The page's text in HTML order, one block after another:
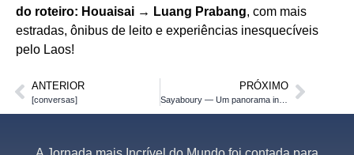
do roteiro: Houaisai → Luang Prabang, com mais
estradas, ônibus de leito e experiências inesquecíveis
pelo Laos!
ANTERIOR
[conversas]
PRÓXIMO